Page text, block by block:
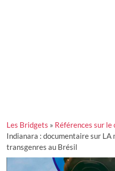
Les Bridgets » Références sur
Indianara : documentaire sur
transgenres au Brésil